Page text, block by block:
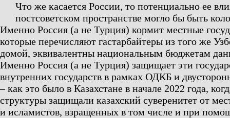
Что же касается России, то потенциально ее
постсоветском пространстве могло бы быть
Именно Россия (а не Турция) кормит местные
которые перечисляют гастарбайтеры из того же
домой, эквивалентны национальным бюджетам
Именно Россия (а не Турция) защищает эти
внутренних государств в рамках ОДКБ и
– как это было в Казахстане в начале 2022 года,
структуры защищали казахский суверенитет от
и исламистов, взращенных в том числе и при